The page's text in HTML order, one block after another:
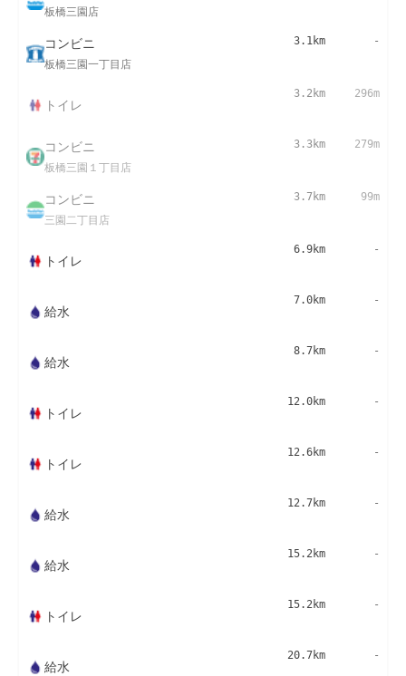
板橋三園店
コンビニ
板橋三園一丁目店
3.1km -
トイレ
3.2km 296m
コンビニ
板橋三園１丁目店
3.3km 279m
コンビニ
三園二丁目店
3.7km 99m
トイレ
6.9km -
給水
7.0km -
給水
8.7km -
トイレ
12.0km -
トイレ
12.6km -
給水
12.7km -
給水
15.2km -
トイレ
15.2km -
給水
20.7km -